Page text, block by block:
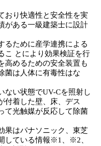
おり快適性と安全性を実
がある⼀級建築⼠に設計
るために産学連携による
こ とにより効果検証を⾏
⾼めるための安全装置も
菌は人体に有毒性はな
ない状態でUV-Cを照射し
付着した壁、床、デス
て光触媒が反応して除菌
果はパナソニック、東芝
している情報※1、※2、